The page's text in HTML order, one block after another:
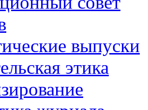
выпуски
этика